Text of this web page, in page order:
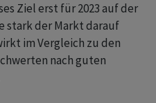
Ziel erst für 2023 auf der
stark der Markt darauf
im Vergleich zu den
nach guten